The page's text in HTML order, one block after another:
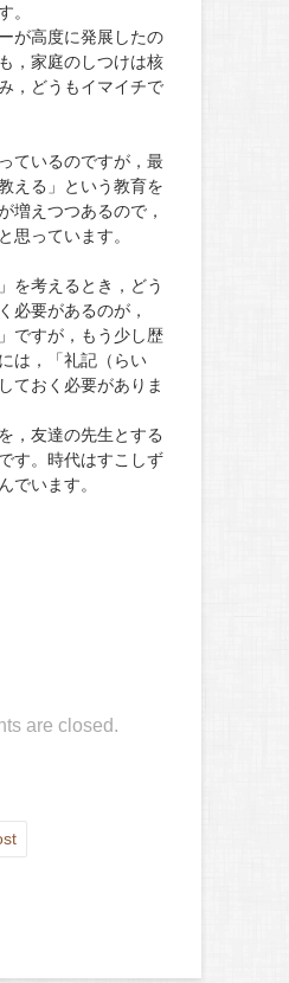
。
が高度に発展したの
，家庭のしつけは核
，どうもイマイチで
ているのですが，最
える」という教育を
増えつつあるので，
思っています。
を考えるとき，どう
必要があるのが，
ですが，もう少し歴
は，「礼記（らい
ておく必要がありま
，友達の先生とする
す。時代はすこしず
でいます。
are closed.